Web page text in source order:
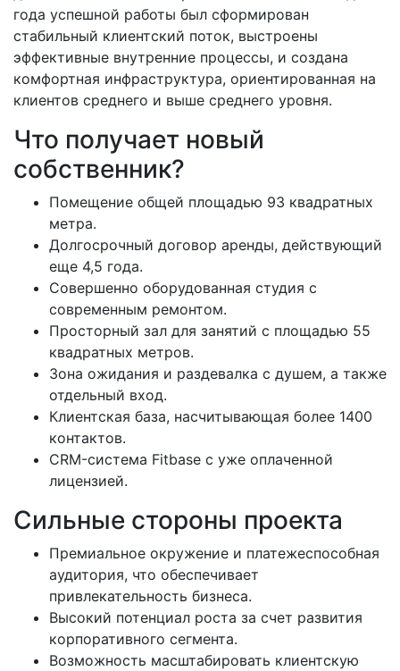
года успешной работы был сформирован
стабильный клиентский поток, выстроены
эффективные внутренние процессы, и создана
комфортная инфраструктура, ориентированная на
клиентов среднего и выше среднего уровня.
Что получает новый
собственник?
Помещение общей площадью 93 квадратных
метра.
Долгосрочный договор аренды, действующий
еще 4,5 года.
Совершенно оборудованная студия с
современным ремонтом.
Просторный зал для занятий с площадью 55
квадратных метров.
Зона ожидания и раздевалка с душем, а также
отдельный вход.
Клиентская база, насчитывающая более 1400
контактов.
CRM-система Fitbase с уже оплаченной
лицензией.
Сильные стороны проекта
Премиальное окружение и платежеспособная
аудитория, что обеспечивает
привлекательность бизнеса.
Высокий потенциал роста за счет развития
корпоративного сегмента.
Возможность масштабировать клиентскую